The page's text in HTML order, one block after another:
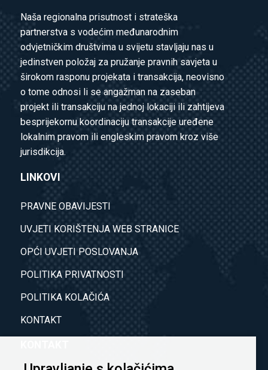
Naša regionalna prisutnost i strateška
partnerstva s vodećim međunarodnim
odvjetničkim društvima u svijetu stavljaju nas u
jedinstven položaj za pružanje pravnih savjeta u
širokom rasponu projekata i transakcija, neovisno
o tome odnosi li se angažman na zaseban
projekt ili transakciju na jednoj lokaciji ili zahtijeva
besprijekornu koordinaciju transakcije uređene
lokalnim pravom ili engleskim pravom kroz više
jurisdikcija.
LINKOVI
PRAVNE OBAVIJESTI
UVJETI KORIŠTENJA WEB STRANICE
OPĆI UVJETI POSLOVANJA
POLITIKA PRIVATNOSTI
POLITIKA KOLAČIĆA
KONTAKT